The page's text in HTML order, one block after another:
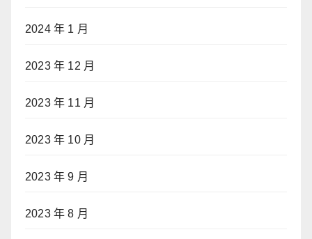
2024 年 1 月
2023 年 12 月
2023 年 11 月
2023 年 10 月
2023 年 9 月
2023 年 8 月